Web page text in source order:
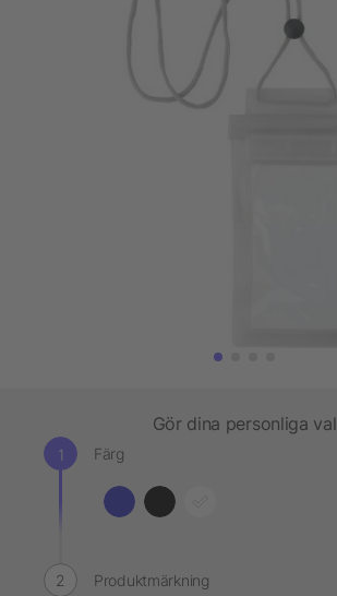
Gör dina personliga val
Färg
Produktmärkning